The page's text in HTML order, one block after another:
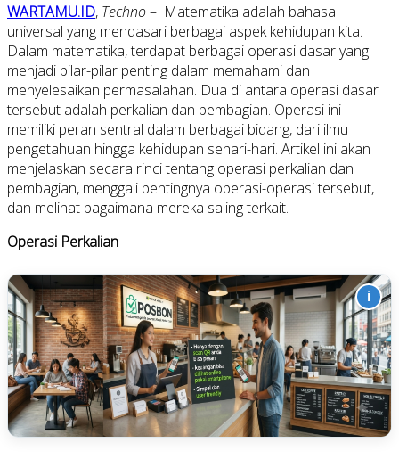
WARTAMU.ID, Techno– Matematika adalah bahasa
universal yang mendasari berbagai aspek kehidupan kita.
Dalam matematika, terdapat berbagai operasi dasar yang
menjadi pilar-pilar penting dalam memahami dan
menyelesaikan permasalahan. Dua di antara operasi dasar
tersebut adalah perkalian dan pembagian. Operasi ini
memiliki peran sentral dalam berbagai bidang, dari ilmu
pengetahuan hingga kehidupan sehari-hari. Artikel ini akan
menjelaskan secara rinci tentang operasi perkalian dan
pembagian, menggali pentingnya operasi-operasi tersebut,
dan melihat bagaimana mereka saling terkait.
Operasi Perkalian
i